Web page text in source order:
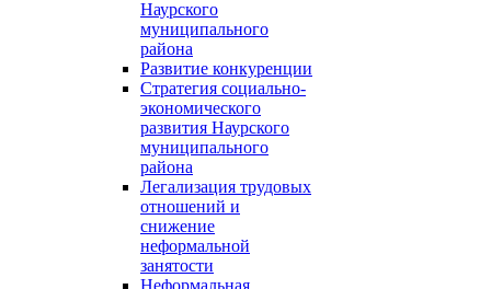
Наурского
муниципального
района
Развитие конкуренции
Стратегия социально-
экономического
развития Наурского
муниципального
района
Легализация трудовых
отношений и
снижение
неформальной
занятости
Неформальная